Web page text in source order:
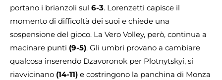
portano i brianzoli sul 6-3. Lorenzetti capisce il
momento di difficoltà dei suoi e chiede una
sospensione del gioco. La Vero Volley, però, continua a
macinare punti (9-5). Gli umbri provano a cambiare
qualcosa inserendo Dzavoronok per Plotnytskyi, si
riavvicinano (14-11) e costringono la panchina di Monza